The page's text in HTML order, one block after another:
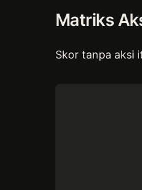
Matriks
Skor tanpa aksi